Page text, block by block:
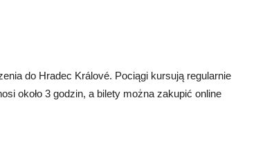
do Hradec Králové. Pociągi kursują regularnie
około 3 godzin, a bilety można zakupić online